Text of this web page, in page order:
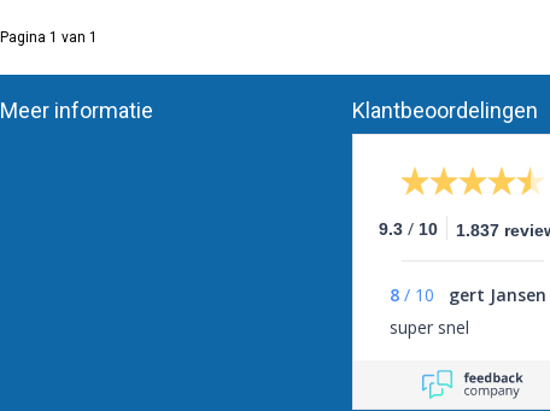
Pagina 1 van 1
Meer informatie Klantbeoordelingen
9.3 / 10 1.837
8 / 10
gert Jansen
super snel